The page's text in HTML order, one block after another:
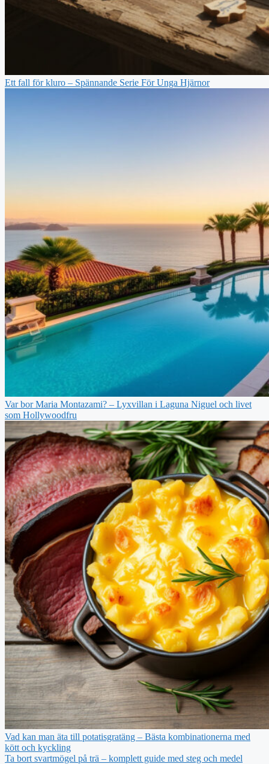
Ett fall för kluro – Spännande Serie För Unga Hjärnor
Var bor Maria Montazami? – Lyxvillan i Laguna Niguel och livet
som Hollywoodfru
Vad kan man äta till potatisgratäng – Bästa kombinationerna med
kött och kyckling
Ta bort svartmögel på trä – komplett guide med steg och medel